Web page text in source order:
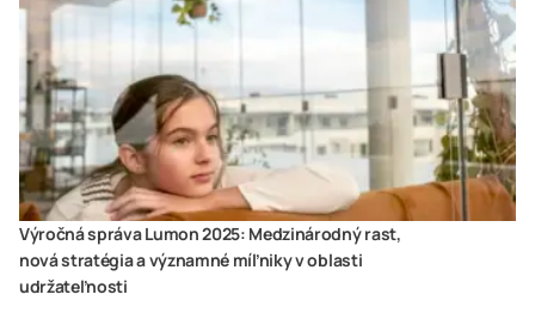
Výročná správa Lumon 2025: Medzinárodný rast,
nová stratégia a významné míľniky v oblasti
udržateľnosti